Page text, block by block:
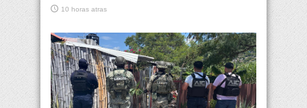
10 horas atras